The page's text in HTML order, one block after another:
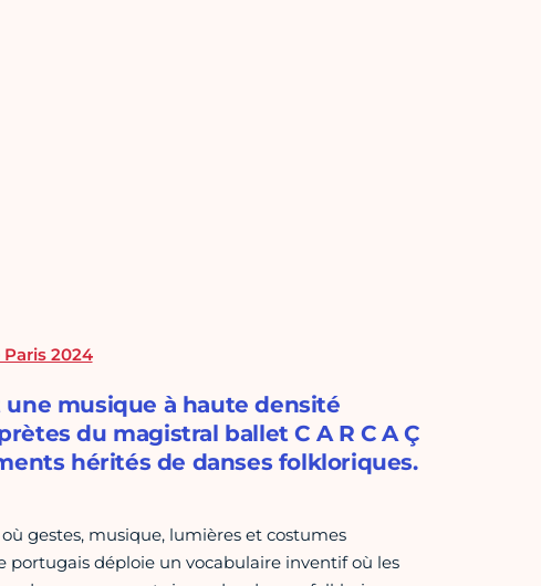
2024
musique à haute densité
du magistral ballet C A R C A Ç
hérités de danses folkloriques.
gestes, musique, lumières et costumes
portugais déploie un vocabulaire inventif où les